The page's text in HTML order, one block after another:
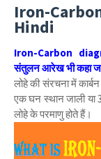
Iron-
Hindi
Iron-Carbon
संतुलन आरेख भी कहा
लोहे की संरचना में
एक घन स्थान जाली या
लोहे के परमाणु होते हैं।